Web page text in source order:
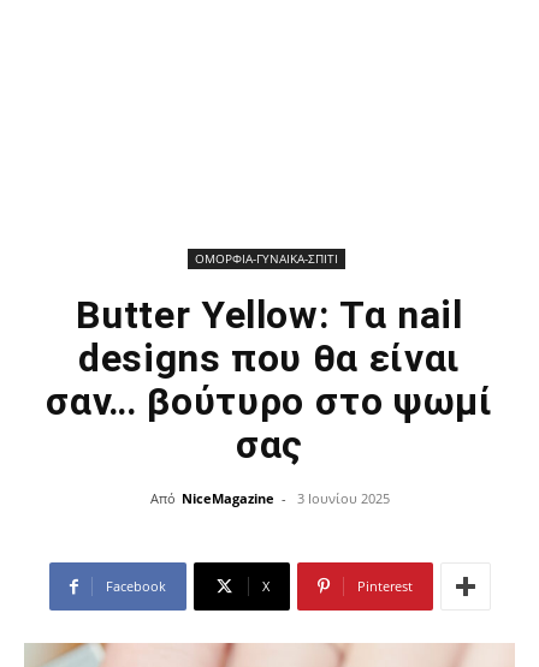
ΟΜΟΡΦΙΑ-ΓΥΝΑΙΚΑ-ΣΠΙΤΙ
Butter Yellow: Τα nail
designs που θα είναι
σαν… βούτυρο στο ψωμί
σας
Από NiceMagazine - 3 Ιουνίου 2025
Facebook X Pinterest